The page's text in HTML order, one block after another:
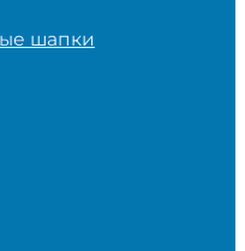
шапки